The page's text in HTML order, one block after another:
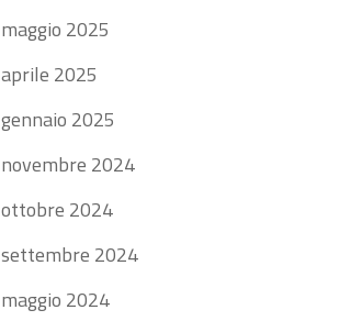
maggio 2025
aprile 2025
gennaio 2025
novembre 2024
ottobre 2024
settembre 2024
maggio 2024